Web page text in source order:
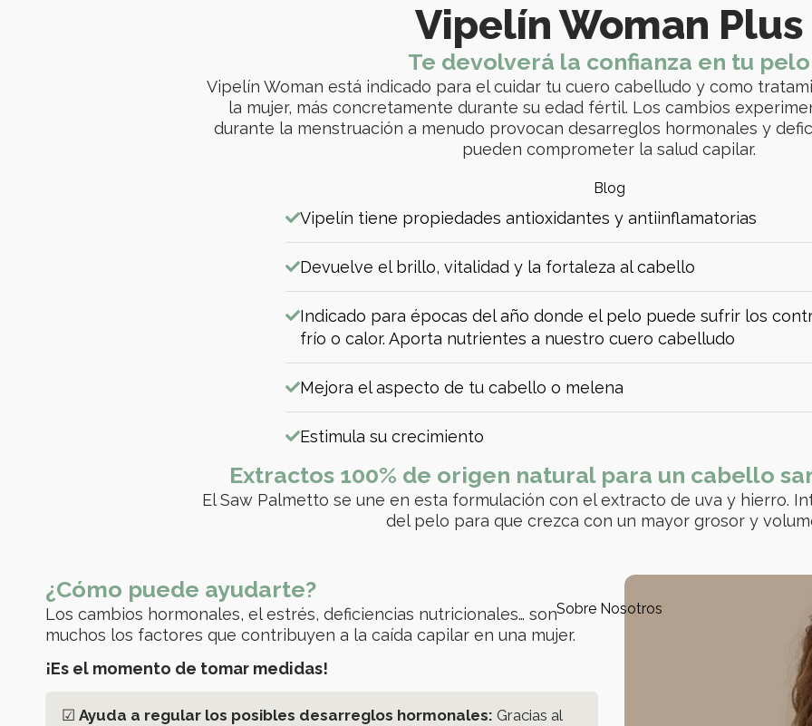
Blog
Sobre Nosotros
Vipelín Woman Plus
Te devolverá la confianza en tu pelo
Vipelín Woman está indicado para el cuidar tu cuero cabelludo y como
la mujer, más concretamente durante su edad fértil. Los cambios
durante la menstruación a menudo provocan desarreglos hormonales y
pueden comprometer la salud capilar.
Vipelín tiene propiedades antioxidantes y antiinflamatorias
Devuelve el brillo, vitalidad y la fortaleza al cabello
Indicado para épocas del año donde el pelo puede sufrir los
frío o calor. Aporta nutrientes a nuestro cuero cabelludo
Mejora el aspecto de tu cabello o melena
Estimula su crecimiento
Extractos 100% de origen natural para un cabello
El Saw Palmetto se une en esta formulación con el extracto de uva y hierro.
del pelo para que crezca con un mayor grosor y
¿Cómo puede ayudarte?
Los cambios hormonales, el estrés, deficiencias nutricionales… son
muchos los factores que contribuyen a la caída capilar en una mujer.
¡Es el momento de tomar medidas!
☑ Ayuda a regular los posibles desarreglos hormonales: Gracias al